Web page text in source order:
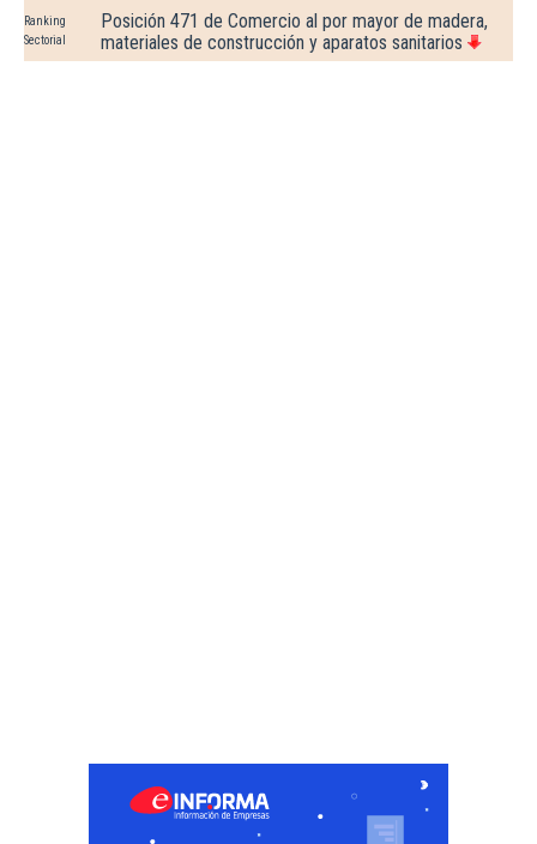
Ranking
Sectorial
Posición 471 de Comercio al por mayor de madera,
materiales de construcción y aparatos sanitarios